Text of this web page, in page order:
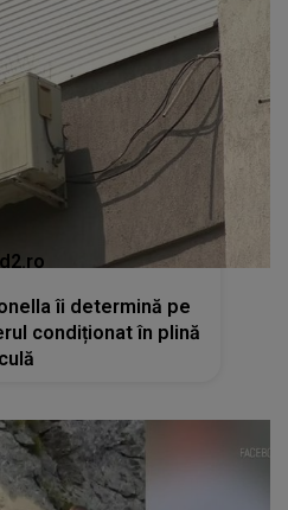
îi determină pe
condiționat în plină